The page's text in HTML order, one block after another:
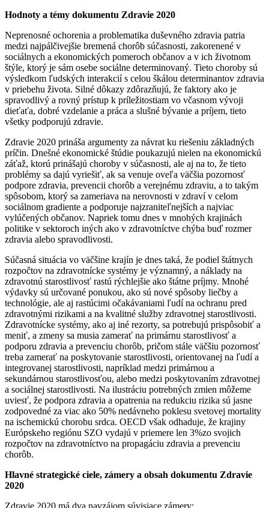
Hodnoty a témy dokumentu Zdravie 2020
Neprenosné ochorenia a problematika duševného zdravia patria
medzi najpálčivejšie bremená chorôb súčasnosti, zakorenené v
sociálnych a ekonomických pomeroch občanov a v ich životnom
štýle, ktorý je sám osebe sociálne determinovaný. Tieto choroby sú
výsledkom ľudských interakcií s celou škálou determinantov zdravia
v priebehu života. Silné dôkazy zdôrazňujú, že faktory ako je
spravodlivý a rovný prístup k príležitostiam vo včasnom vývoji
dieťaťa, dobré vzdelanie a práca a slušné bývanie a príjem, tieto
všetky podporujú zdravie.
Zdravie 2020 prináša argumenty za návrat ku riešeniu základných
príčin. Dnešné ekonomické štúdie poukazujú nielen na ekonomickú
záťaž, ktorú prinášajú choroby v súčasnosti, ale aj na to, že tieto
problémy sa dajú vyriešiť, ak sa venuje oveľa väčšia pozornosť
podpore zdravia, prevencii chorôb a verejnému zdraviu, a to takým
spôsobom, ktorý sa zameriava na nerovnosti v zdraví v celom
sociálnom gradiente a podporuje najzraniteľnejších a najviac
vylúčených občanov. Napriek tomu dnes v mnohých krajinách
politike v sektoroch iných ako v zdravotníctve chýba buď rozmer
zdravia alebo spravodlivosti.
Súčasná situácia vo väčšine krajín je dnes taká, že podiel štátnych
rozpočtov na zdravotnícke systémy je významný, a náklady na
zdravotnú starostlivosť rastú rýchlejšie ako štátne príjmy. Mnohé
výdavky sú určované ponukou, ako sú nové spôsoby liečby a
technológie, ale aj rastúcimi očakávaniami ľudí na ochranu pred
zdravotnými rizikami a na kvalitné služby zdravotnej starostlivosti.
Zdravotnícke systémy, ako aj iné rezorty, sa potrebujú prispôsobiť a
meniť, a zmeny sa musia zamerať na primárnu starostlivosť a
podporu zdravia a prevenciu chorôb, pričom stále väčšiu pozornosť
treba zamerať na poskytovanie starostlivosti, orientovanej na ľudí a
integrovanej starostlivosti, napríklad medzi primárnou a
sekundárnou starostlivosťou, alebo medzi poskytovaním zdravotnej
a sociálnej starostlivosti. Na ilustráciu potrebných zmien môžeme
uviesť, že podpora zdravia a opatrenia na redukciu rizika sú jasne
zodpovedné za viac ako 50% nedávneho poklesu svetovej mortality
na ischemickú chorobu srdca. OECD však odhaduje, že krajiny
Európskeho regiónu SZO vydajú v priemere len 3%zo svojich
rozpočtov na zdravotníctvo na propagáciu zdravia a prevenciu
chorôb.
Hlavné strategické ciele, zámery a obsah dokumentu Zdravie
2020
Zdravie 2020 má dva navzájom súvisiace zámery: